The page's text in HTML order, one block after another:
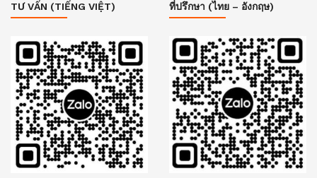
TƯ VẤN (TIẾNG VIỆT) ที่ปรึกษา (ไทย – อังกฤษ)